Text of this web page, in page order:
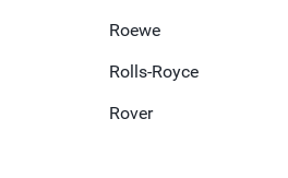
Roewe
Rolls-Royce
Rover